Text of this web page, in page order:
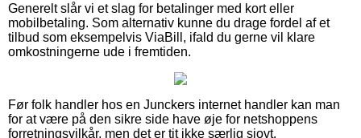
Generelt slår vi et slag for betalinger med kort eller
mobilbetaling. Som alternativ kunne du drage fordel af et
tilbud som eksempelvis ViaBill, ifald du gerne vil klare
omkostningerne ude i fremtiden.
Før folk handler hos en Junckers internet handler kan man
for at være på den sikre side have øje for netshoppens
forretningsvilkår, men det er tit ikke særlig sjovt.